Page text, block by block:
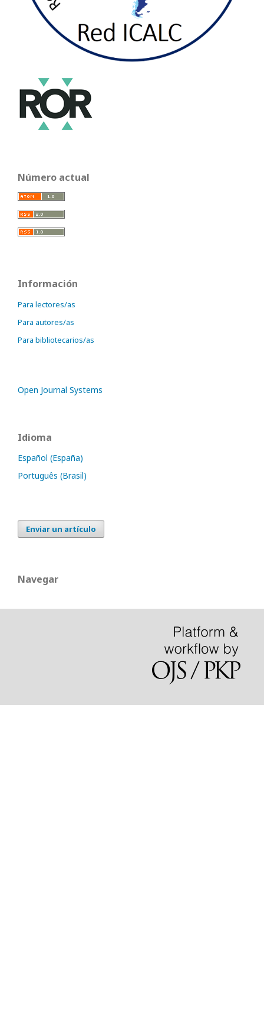
Número actual
Información
Para lectores/as
Para autores/as
Para bibliotecarios/as
Open Journal Systems
Idioma
Español (España)
Português (Brasil)
Enviar un artículo
Navegar